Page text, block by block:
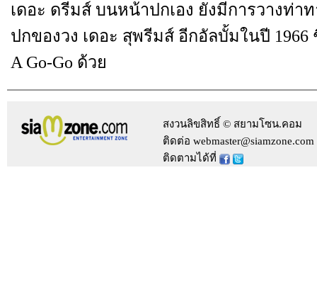
เดอะ ดรีมส์ บนหน้าปกเอง ยังมีการวางท่า
ปกของวง เดอะ สุพรีมส์ อีกอัลบั้มในปี 1966
A Go-Go ด้วย
สงวนลิขสิทธิ์ © สยามโซน.คอม
ติดต่อ webmaster@siamzone.com
ติดตามได้ที่